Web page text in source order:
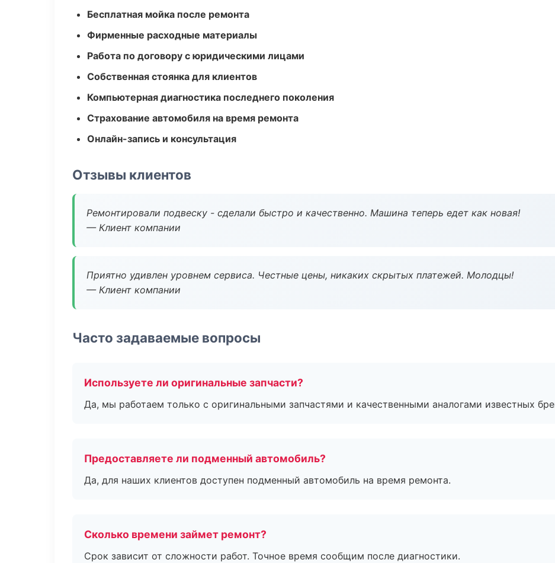
Бесплатная мойка после ремонта
Фирменные расходные материалы
Работа по договору с юридическими лицами
Собственная стоянка для клиентов
Компьютерная диагностика последнего поколения
Страхование автомобиля на время ремонта
Онлайн-запись и консультация
Отзывы клиентов
Ремонтировали подвеску - сделали быстро и качественно. Машина теперь едет как новая!
— Клиент компании
Приятно удивлен уровнем сервиса. Честные цены, никаких скрытых платежей. Молодцы!
— Клиент компании
Часто задаваемые вопросы
Используете ли оригинальные запчасти?
Да, мы работаем только с оригинальными запчастями и качественными аналогами известных
Предоставляете ли подменный автомобиль?
Да, для наших клиентов доступен подменный автомобиль на время ремонта.
Сколько времени займет ремонт?
Срок зависит от сложности работ. Точное время сообщим после диагностики.